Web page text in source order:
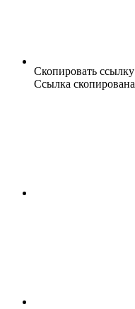
Скопировать ссылку
Ссылка скопирована